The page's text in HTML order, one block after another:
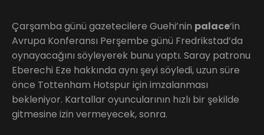
Çarşamba günü gazetecilere Guehi’nin palace‘in
Avrupa Konferansı Perşembe günü Fredrikstad’da
oynayacağını söyleyerek bunu yaptı. Saray patronu
Eberechi Eze hakkında aynı şeyi söyledi, uzun süre
önce Tottenham Hotspur için imzalanması
bekleniyor. Kartallar oyuncularının hızlı bir şekilde
gitmesine izin vermeyecek, sonra.